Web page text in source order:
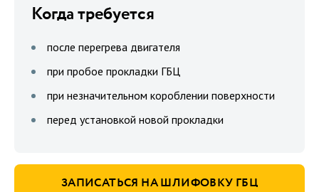
Когда требуется
после перегрева двигателя
при пробое прокладки ГБЦ
при незначительном короблении поверхности
перед установкой новой прокладки
ЗАПИСАТЬСЯ НА ШЛИФОВКУ ГБЦ